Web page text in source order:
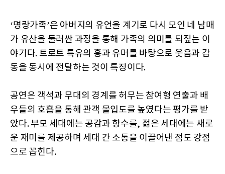
‘명랑가족’은 아버지의 유언을 계기로 다시 모인 네 남매
가 유산을 둘러싼 과정을 통해 가족의 의미를 되짚는 이
야기다. 트로트 특유의 흥과 유머를 바탕으로 웃음과 감
동을 동시에 전달하는 것이 특징이다.
공연은 객석과 무대의 경계를 허무는 참여형 연출과 배
우들의 호흡을 통해 관객 몰입도를 높였다는 평가를 받
았다. 부모 세대에는 공감과 향수를, 젊은 세대에는 새로
운 재미를 제공하며 세대 간 소통을 이끌어낸 점도 강점
으로 꼽힌다.